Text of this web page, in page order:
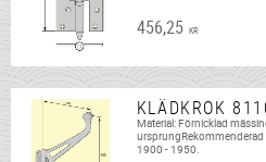
456,25 KR
KLÄDKROK
Material: Förnicklad
ursprungRekommenderad
1900 - 1950.